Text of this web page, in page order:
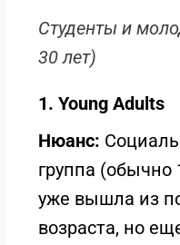
Студенты и
30 лет)
1. Young Adults
Нюанс:
группа (обычно
уже вышла из
возраста, но